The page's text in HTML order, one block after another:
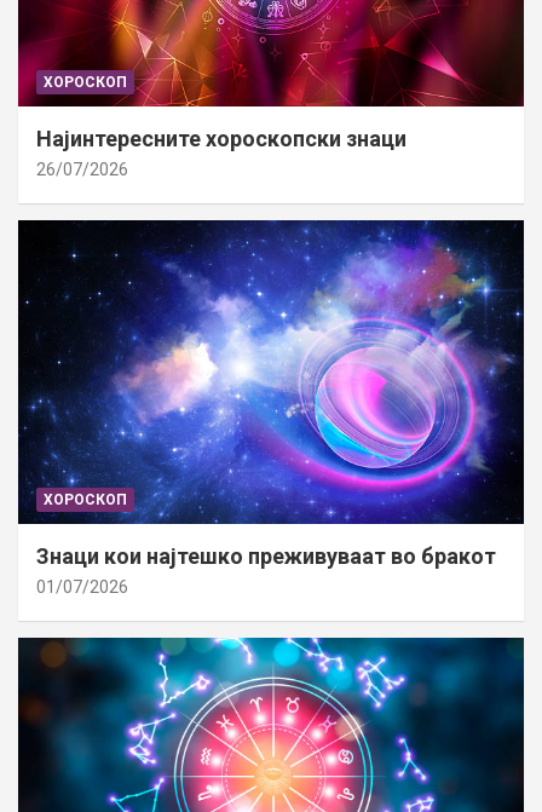
ХОРОСКОП
Најинтересните хороскопски знаци
26/07/2026
ХОРОСКОП
Знаци кои најтешко преживуваат во бракот
01/07/2026